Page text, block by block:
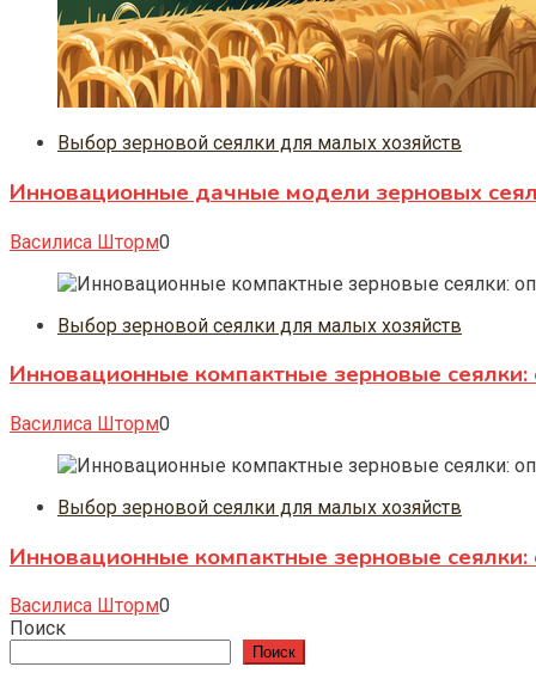
Выбор зерновой сеялки для малых хозяйств
Инновационные дачные модели зерновых
Василиса Шторм0
Выбор зерновой сеялки для малых хозяйств
Инновационные компактные зерновые
Василиса Шторм0
Выбор зерновой сеялки для малых хозяйств
Инновационные компактные зерновые
Василиса Шторм0
Поиск
Поиск